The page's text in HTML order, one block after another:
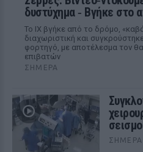
δυστύχημα ‑ Βγήκε στο
Το ΙΧ βγήκε από το δρόμο,
διαχωριστική και
φορτηγό, με αποτέλεσμα τον
επιβατών
ΣΉΜΕΡΑ
ΣΉΜΕΡΑ